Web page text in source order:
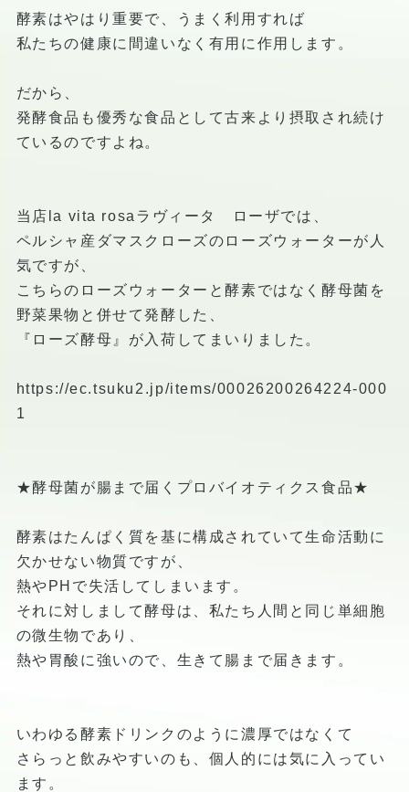
酵素はやはり重要で、うまく利用すれば
私たちの健康に間違いなく有用に作用します。
だから、
発酵食品も優秀な食品として古来より摂取され続け
ているのですよね。
当店la vita rosaラヴィータ ローザでは、
ペルシャ産ダマスクローズのローズウォーターが人
気ですが、
こちらのローズウォーターと酵素ではなく酵母菌を
野菜果物と併せて発酵した、
『ローズ酵母』が入荷してまいりました。
https://ec.tsuku2.jp/items/00026200264224-000
1
★酵母菌が腸まで届くプロバイオティクス食品★
酵素はたんぱく質を基に構成されていて生命活動に
欠かせない物質ですが、
熱やPHで失活してしまいます。
それに対しまして酵母は、私たち人間と同じ単細胞
の微生物であり、
熱や胃酸に強いので、生きて腸まで届きます。
いわゆる酵素ドリンクのように濃厚ではなくて
さらっと飲みやすいのも、個人的には気に入ってい
ます。